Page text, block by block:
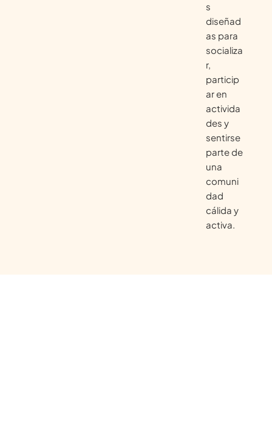
s
diseñad
as para
socializa
r,
particip
ar en
activida
des y
sentirse
parte de
una
comuni
dad
cálida y
activa.